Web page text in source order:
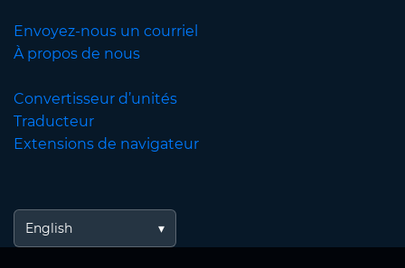
Envoyez-nous un courriel
À propos de nous
Convertisseur d’unités
Traducteur
Extensions de navigateur
English